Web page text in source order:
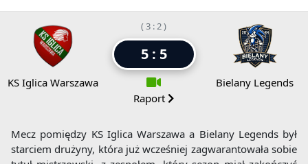
KS Iglica Warszawa
( 3 : 2 )
5 : 5
Raport
Bielany Legends
Mecz pomiędzy KS Iglica Warszawa a Bielany Legends był
starciem drużyny, która już wcześniej zagwarantowała sobie